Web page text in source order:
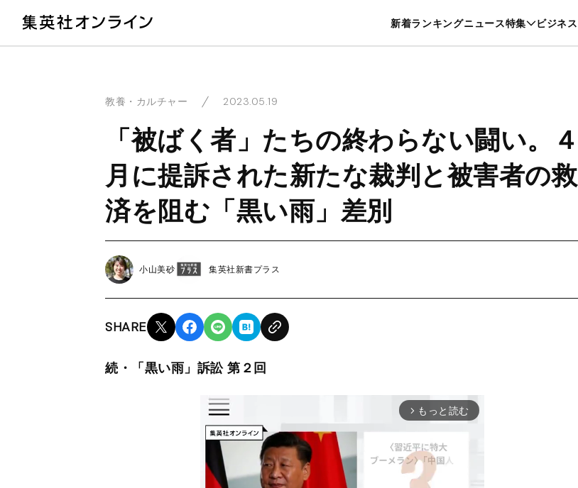
新着ランキングニュース特集 ビジネス
暮らし スポーツ ヘルスケア 美容
教養・カルチャー 2023.05.19
「被ばく者」たちの終わらない闘い。４
月に提訴された新たな裁判と被害者の救
済を阻む「黒い雨」差別
小山美砂 集英社新書プラス
SHARE
続・「黒い雨」訴訟 第２回
arrow_forward_ios もっと読む